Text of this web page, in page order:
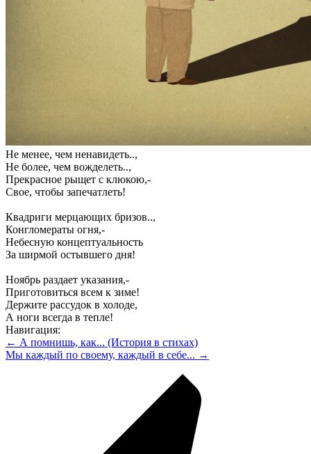
Не менее, чем ненавидеть..,
Не более, чем вожделеть..,
Прекрасное рыщет с клюкою,-
Свое, чтобы запечатлеть!
Квадриги мерцающих бризов..,
Конгломераты огня,-
Небесную концептуальность
За ширмой остывшего дня!
Ноябрь раздает указания,-
Приготовиться всем к зиме!
Держите рассудок в холоде,
А ноги всегда в тепле!
Навигация:
← А помнишь, как... (История в стихах)
Мы каждый по своему, каждый в себе... →